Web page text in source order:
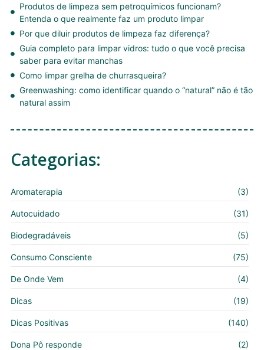
Produtos de limpeza sem petroquímicos funcionam?
Entenda o que realmente faz um produto limpar
Por que diluir produtos de limpeza faz diferença?
Guia completo para limpar vidros: tudo o que você precisa
saber para evitar manchas
Como limpar grelha de churrasqueira?
Greenwashing: como identificar quando o “natural” não é tão
natural assim
Categorias:
Aromaterapia (3)
Autocuidado (31)
Biodegradáveis (5)
Consumo Consciente (75)
De Onde Vem (4)
Dicas (19)
Dicas Positivas (140)
Dona Pô responde (2)